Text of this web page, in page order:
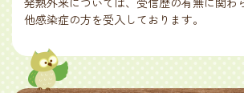
他感染症の方を受入しております。